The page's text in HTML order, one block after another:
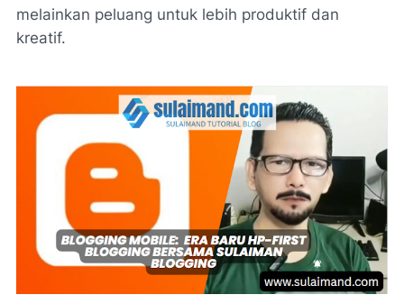
melainkan peluang untuk lebih produktif dan
kreatif.